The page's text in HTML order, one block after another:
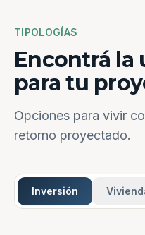
TIPOLOGÍAS
Encontrá la
para tu
Opciones para vivir
retorno proyectado.
Inversión